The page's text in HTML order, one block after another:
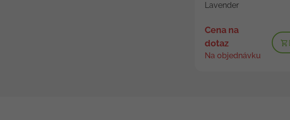
Lavender
Cena na
dotaz
Na objednávku